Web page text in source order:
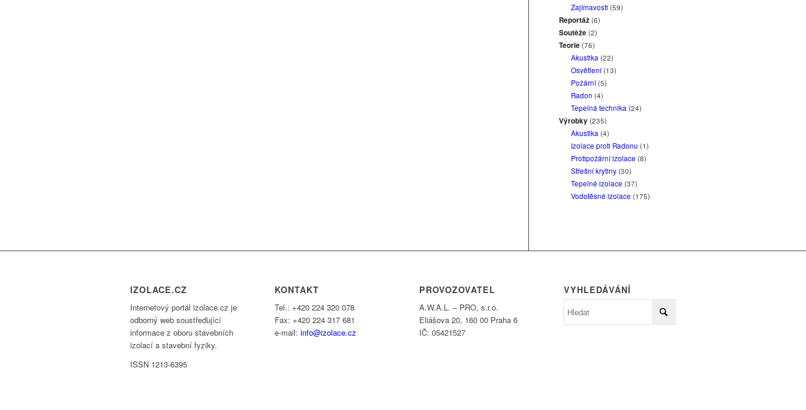
Zajímavosti (59)
Reportáž(6)
Soutěže (2)
Teorie (76)
Akustika (22)
Osvětlení(13)
Požární(5)
Radon (4)
Tepelná technika (24)
Výrobky(235)
Akustika (4)
Izolace proti Radonu (1)
Protipožární izolace (8)
Střešní krytiny(30)
Tepelné izolace (37)
Vodotěsné izolace (175)
IZOLACE.CZ
Internetový portál izolace.cz je
odborný web soustřeďující
informace z oboru stavebních
izolací a stavební fyziky.
ISSN 1213-6395
KONTAKT
Tel.: +420 224 320 078
Fax: +420 224 317 681
e-mail:info@izolace.cz
PROVOZOVATEL
A.W.A.L. – PRO, s.r.o.
Eliášova 20, 160 00 Praha 6
IČ: 05421527
VYHLEDÁVÁNÍ